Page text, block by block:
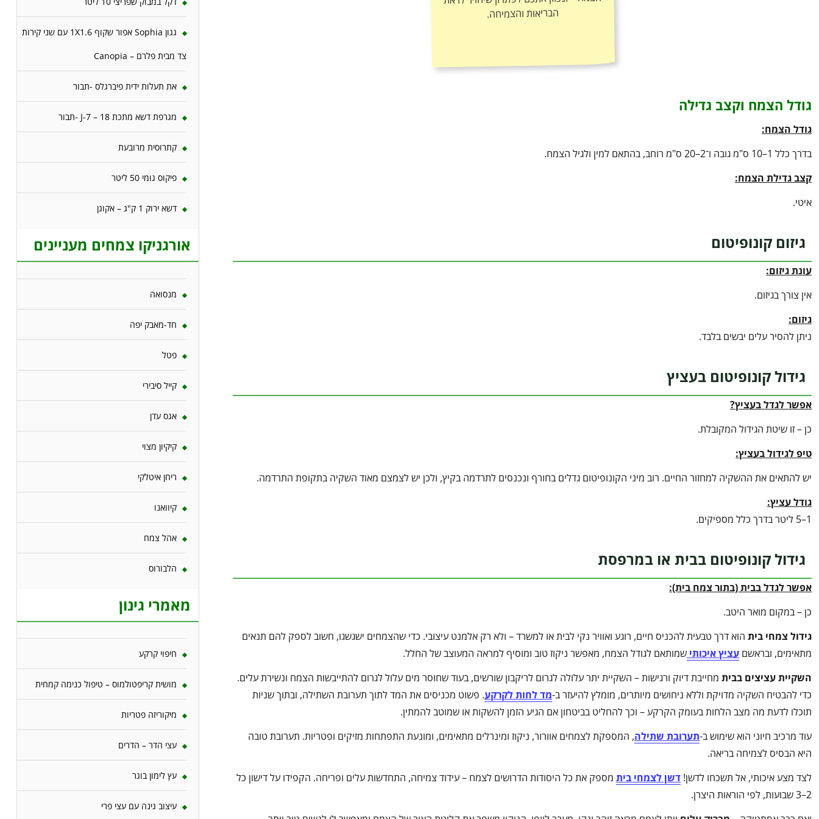
הבריאות והצמיחה.
גודל הצמח וקצב גדילה
גודל הצמח:
בדרך כלל 1–10 ס"מ גובה ו־2–20 ס"מ רוחב, בהתאם למין ולגיל הצמח.
קצב גדילת הצמח:
איטי.
גיזום קונופיטום
עונת גיזום:
אין צורך בגיזום.
גיזום:
ניתן להסיר עלים יבשים בלבד.
גידול קונופיטום בעציץ
אפשר לגדל בעציץ?
כן – זו שיטת הגידול המקובלת.
טיפ לגידול בעציץ:
יש להתאים את ההשקיה למחזור החיים. רוב מיני הקונופיטום גדלים בחורף ונכנסים לתרדמה בקיץ, ולכן יש לצמצם מאוד השקיה בתקופת התרדמה.
גודל עציץ:
1–5 ליטר בדרך כלל מספיקים.
גידול קונופיטום בבית או במרפסת
אפשר לגדל בבית (בתור צמח בית):
כן – במקום מואר היטב.
גידול צמחי בית הוא דרך טבעית להכניס חיים, רוגע ואוויר נקי לבית או למשרד – ולא רק אלמנט עיצובי. כדי שהצמחים ישגשגו, חשוב לספק להם תנאים
מתאימים, ובראשם עציץ איכותי שמותאם לגודל הצמח, מאפשר ניקוז טוב ומוסיף למראה המעוצב של החלל.
השקיית עציצים בבית מחייבת דיוק ורגישות – השקיית יתר עלולה לגרום לריקבון שורשים, בעוד שחוסר מים עלול לגרום להתייבשות הצמח ונשירת עלים.
כדי להבטיח השקיה מדויקת וללא ניחושים מיותרים, מומלץ להיעזר ב-מד לחות לקרקע. פשוט מכניסים את המד לתוך תערובת השתילה, ובתוך שניות
תוכלו לדעת מה מצב הלחות בעומק הקרקע – וכך להחליט בביטחון אם הגיע הזמן להשקות או שמוטב להמתין.
עוד מרכיב חיוני הוא שימוש ב-תערובת שתילה, המספקת לצמחים אוורור, ניקוז ומינרלים מתאימים, ומונעת התפתחות מזיקים ופטריות. תערובת טובה
היא הבסיס לצמיחה בריאה.
לצד מצע איכותי, אל תשכחו לדשן! דשן לצמחי בית מספק את כל היסודות הדרושים לצמח – עידוד צמיחה, התחדשות עלים ופריחה. הקפידו על דישון כל
2–3 שבועות, לפי הוראות היצרן.
גגון Sophia אפור שקוף 1X1.6 עם שני קירות
צד מבית פלרם – Canopia
את תעלות ידית פיברגלס -תבור
מגרפת דשא מתכת 18 – J-7 -תבור
קתרוסית מרובעת
פיקוס גומי 50 ליטר
דשא ירוק 1 ק"ג – אקוגן
אורגניקו צמחים מעניינים
מנסואה
חד-מאבק יפה
פטל
קייל סיבירי
אגס עדן
קיקיון מצוי
ריחן איטלקי
קיוואנו
אהל צמח
הלבורוס
מאמרי גינון
חיפוי קרקע
מושית קריפטולמוס – טיפול כנימה קמחית
מיקוריזה פטריות
עצי הדר – הדרים
עץ לימון בוגר
עיצוב גינה עם עצי פרי